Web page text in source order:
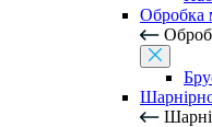
Обробка